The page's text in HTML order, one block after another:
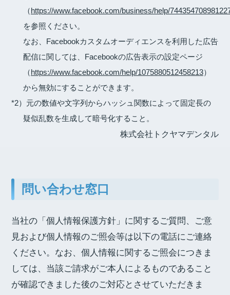
（https://www.facebook.com/business/help/
を参照ください。
なお、Facebookカスタムオーディエンスを利用した広告
配信に関しては、Facebookの広告表示の設定ページ
（https://www.facebook.com/help/1075880512458213）
から無効にすることができます。
*2）元の数値や文字列からハッシュ関数によって固定長の
疑似乱数を生成して暗号化すること。
株式会社トクヤマデンタル
問い合わせ窓口
当社の「個人情報保護方針」に関するご質問、ご意
見および個人情報のご照会等は以下の電話にご連絡
ください。なお、個人情報に関するご照会につきま
しては、当該ご請求がご本人によるものであること
が確認できました後のご対応とさせていただきま